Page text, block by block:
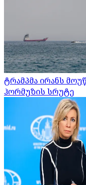
ტრამპმა ირანს
ჰორმუზის სრუტე